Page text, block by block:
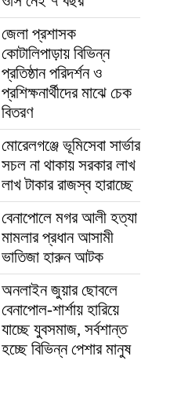
জেলা প্রশাসক
কোটালিপাড়ায় বিভিন্ন
প্রতিষ্ঠান পরিদর্শন ও
প্রশিক্ষনার্থীদের মাঝে চেক
বিতরণ
মোরেলগঞ্জে ভূমিসেবা সার্ভার
সচল না থাকায় সরকার লাখ
লাখ টাকার রাজস্ব হারাচ্ছে
বেনাপোলে মগর আলী হত্যা
মামলার প্রধান আসামী
ভাতিজা হারুন আটক
অনলাইন জুয়ার ছোবলে
বেনাপোল-শার্শায় হারিয়ে
যাচ্ছে যুবসমাজ, সর্বশান্ত
হচ্ছে বিভিন্ন পেশার মানুষ